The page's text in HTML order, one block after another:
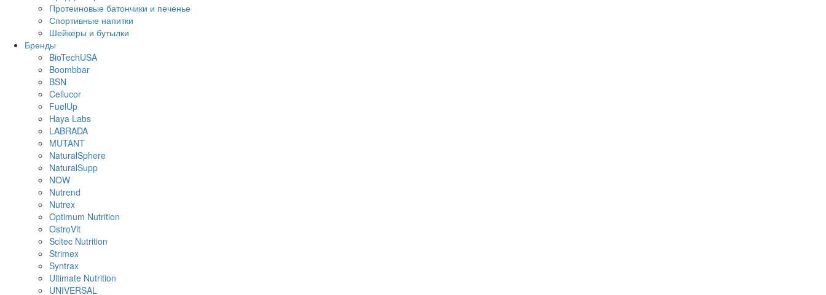
Протеиновые батончики и печенье
Спортивные напитки
Шейкеры и бутылки
Бренды
BioTechUSA
Boombbar
BSN
Cellucor
FuelUp
Haya Labs
LABRADA
MUTANT
NaturalSphere
NaturalSupp
NOW
Nutrend
Nutrex
Optimum Nutrition
OstroVit
Scitec Nutrition
Strimex
Syntrax
Ultimate Nutrition
UNIVERSAL